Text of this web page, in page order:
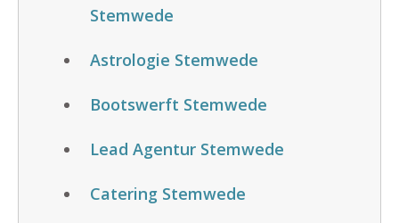
Stemwede
Astrologie Stemwede
Bootswerft Stemwede
Lead Agentur Stemwede
Catering Stemwede